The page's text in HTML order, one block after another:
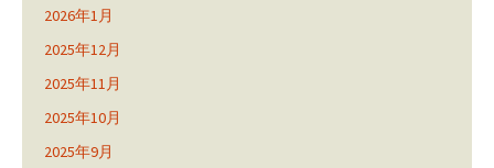
2026年1月
2025年12月
2025年11月
2025年10月
2025年9月